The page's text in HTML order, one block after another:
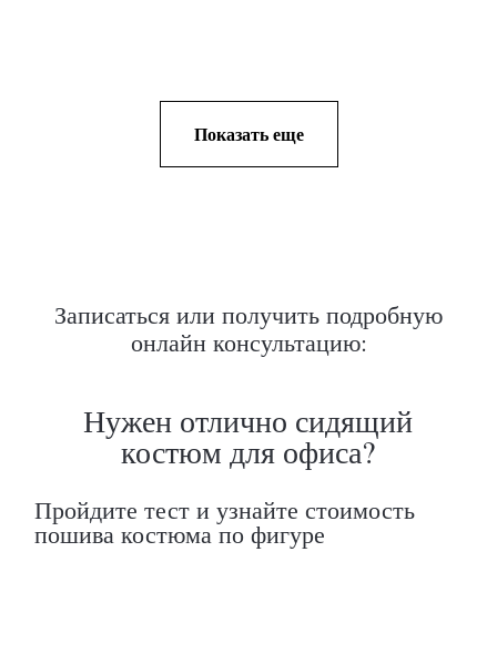
Показать еще
Записаться или получить подробную
онлайн консультацию: